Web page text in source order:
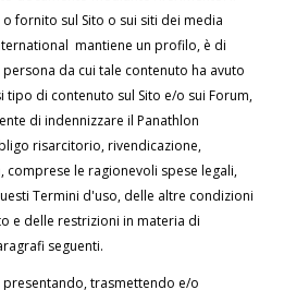
fornito sul Sito o sui siti dei media
mantiene un profilo, è di
da cui tale contenuto ha avuto
tipo di contenuto sul Sito e/o sui Forum,
di indennizzare il Panathlon
risarcitorio, rivendicazione,
le ragionevoli spese legali,
Termini d'uso, delle altre condizioni
e delle restrizioni in materia di
seguenti.
trasmettendo e/o